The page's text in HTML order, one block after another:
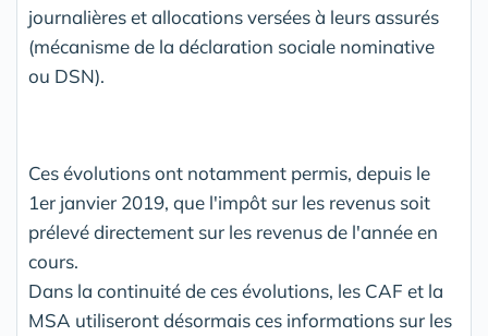
journalières et allocations versées à leurs assurés
(mécanisme de la déclaration sociale nominative
ou DSN).
Ces évolutions ont notamment permis, depuis le
1er janvier 2019, que l'impôt sur les revenus soit
prélevé directement sur les revenus de l'année en
cours.
Dans la continuité de ces évolutions, les CAF et la
MSA utiliseront désormais ces informations sur les